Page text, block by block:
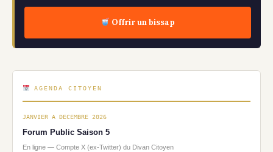
Offrir un bissap
AGENDA CITOYEN
JANVIER A DECEMBRE 2026
Forum Public Saison 5
En ligne — Compte X (ex-Twitter) du Divan Citoyen